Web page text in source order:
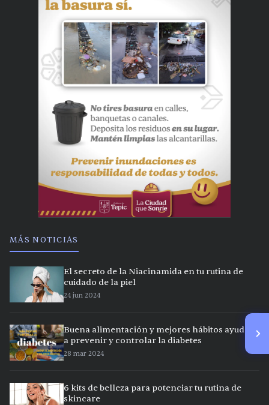
MÁS NOTICIAS
El secreto de la Niacinamida en tu rutina de
cuidado de la piel
24 jun 2024
Buena alimentación y mejores hábitos ayudan
a prevenir y controlar la diabetes
28 mar 2024
6 kits de belleza para potenciar tu rutina de
skincare